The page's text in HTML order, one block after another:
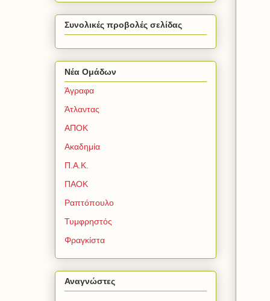
Συνολικές προβολές σελίδας
Νέα Ομάδων
Άγραφα
Άτλαντας
ΑΠΟΚ
Ακαδημία
Π.Α.Κ.
ΠΑΟΚ
Ραπτόπουλο
Τυμφρηστός
Φραγκίστα
Αναγνώστες